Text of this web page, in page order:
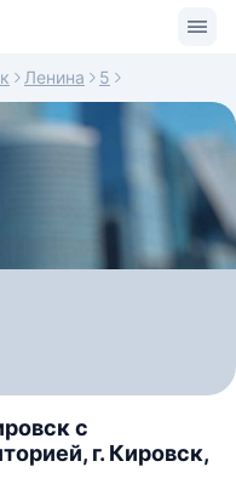
Ленина 5
с
г. Кировск,